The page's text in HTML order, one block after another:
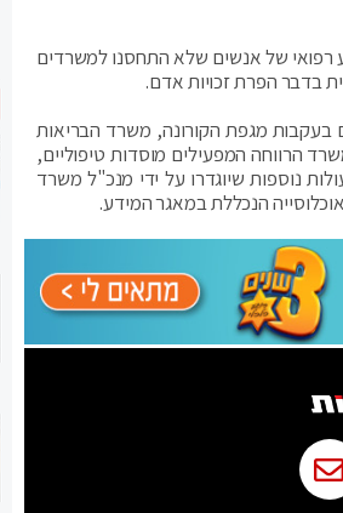
רפואי של אנשים שלא התחסנו למשרדים
בדבר הפרת זכויות אדם.
מגפת הקורונה, משרד הבריאות
הרווחה המפעילים מוסדות טיפוליים,
נוספות שיוגדרו על ידי מנכ"ל משרד
הנכללת במאגר המידע.